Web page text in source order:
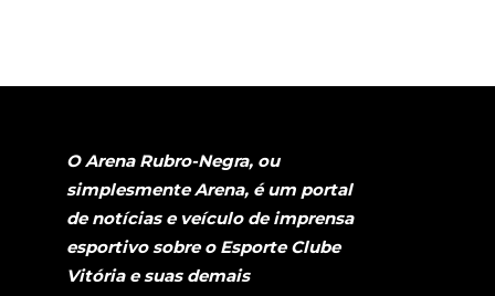
O Arena Rubro-Negra, ou
simplesmente Arena, é um portal
de notícias e veículo de imprensa
esportivo sobre o Esporte Clube
Vitória e suas demais